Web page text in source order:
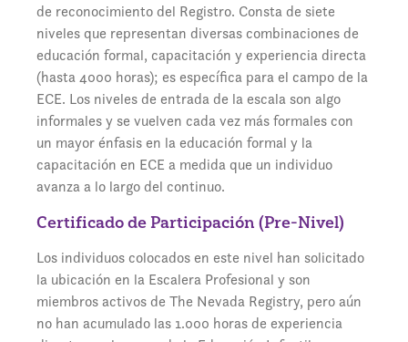
de reconocimiento del Registro. Consta de siete
niveles que representan diversas combinaciones de
educación formal, capacitación y experiencia directa
(hasta 4000 horas); es específica para el campo de la
ECE. Los niveles de entrada de la escala son algo
informales y se vuelven cada vez más formales con
un mayor énfasis en la educación formal y la
capacitación en ECE a medida que un individuo
avanza a lo largo del continuo.
Certificado de Participación (Pre-Nivel)
Los individuos colocados en este nivel han solicitado
la ubicación en la Escalera Profesional y son
miembros activos de The Nevada Registry, pero aún
no han acumulado las 1.000 horas de experiencia